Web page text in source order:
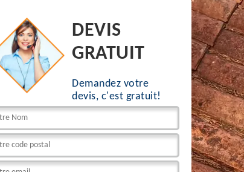
DEVIS
GRATUIT
Demandez votre
devis, c'est gratuit!